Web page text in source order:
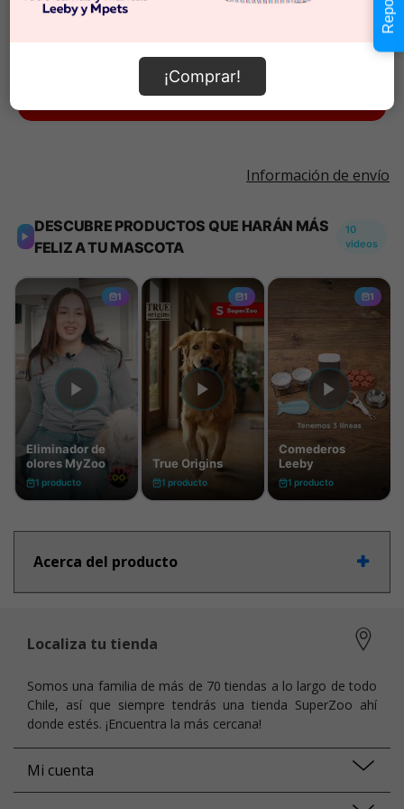
En Stock
Añadir al carrito
Información de envío
Acerca del producto
¡Comprar!
Localiza tu tienda
Somos una familia de más de 70 tiendas a lo largo de todo
Chile, así que siempre tendrás una tienda SuperZoo ahí
donde estés. ¡Encuentra la más cercana!
Mi cuenta